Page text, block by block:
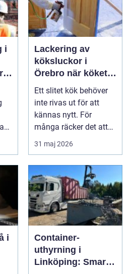
i
Lackering av
köksluckor i
Örebro när köket
får ett nytt liv
Ett slitet kök behöver
inte rivas ut för att
kännas nytt. För
många räcker det att
ge luckor och låd...
31 maj 2026
i
Container-
uthyrning i
Linköping: Smart